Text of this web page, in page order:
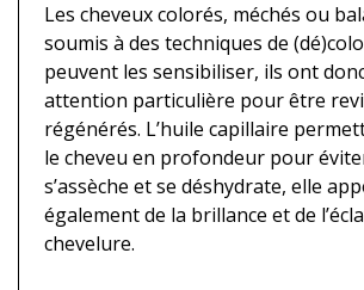
Les cheveux colorés, méchés ou
soumis à des techniques de
peuvent les sensibiliser, ils ont
attention particulière pour être
régénérés. L’huile capillaire
le cheveu en profondeur pour
s’assèche et se déshydrate, elle
également de la brillance et de
chevelure.